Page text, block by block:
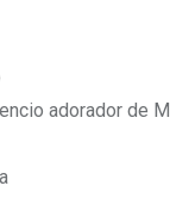
adorador de